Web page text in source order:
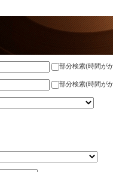
部分検索(時間が
部分検索(時間が